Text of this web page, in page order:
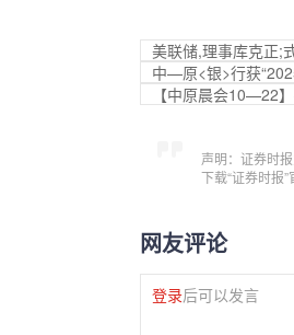
美联储,理事库克正;
中—原<银>行获
【中原晨会10—22
声明：证券时
下载“证券时报
网友评论
登录后可以发言